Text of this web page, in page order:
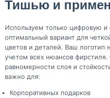
Тишью и
Используем только цифровую
оптимальный вариант для
цветов и деталей. Ваш логотип
учетом всех нюансов
равномерности слоя и
важно для:
Корпоративных подарков